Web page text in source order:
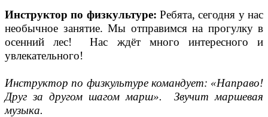
Инструктор по физкультуре: Ребята, сегодня у нас
необычное занятие. Мы отправимся на прогулку в
осенний лес! Нас ждёт много интересного и
увлекательного!
Инструктор по физкультуре командует: «Направо!
Друг за другом шагом марш». Звучит маршевая
музыка.